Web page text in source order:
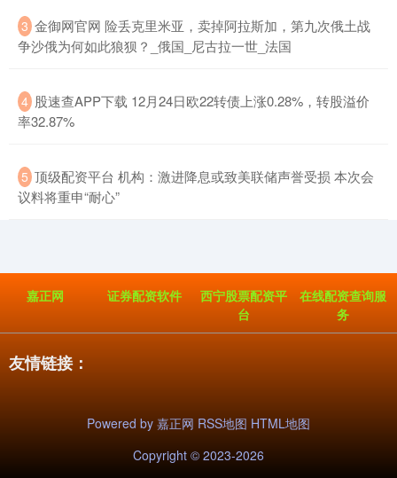
3 ​金御网官网 险丢克里米亚，卖掉阿拉斯加，第九次俄土战
争沙俄为何如此狼狈？_俄国_尼古拉一世_法国
4 ​股速查APP下载 12月24日欧22转债上涨0.28%，转股溢价
率32.87%
5 ​顶级配资平台 机构：激进降息或致美联储声誉受损 本次会
议料将重申“耐心”
嘉正网 证券配资软件
西宁股票配资平
台
在线配资查询服
务
友情链接：
Powered by 嘉正网 RSS地图 HTML地图
Copyright © 2023-2026